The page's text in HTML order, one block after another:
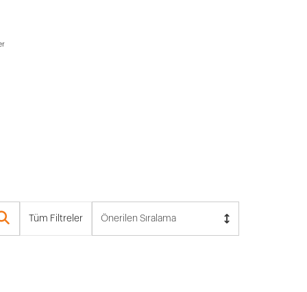
Tüm Filtreler Önerilen Sıralama